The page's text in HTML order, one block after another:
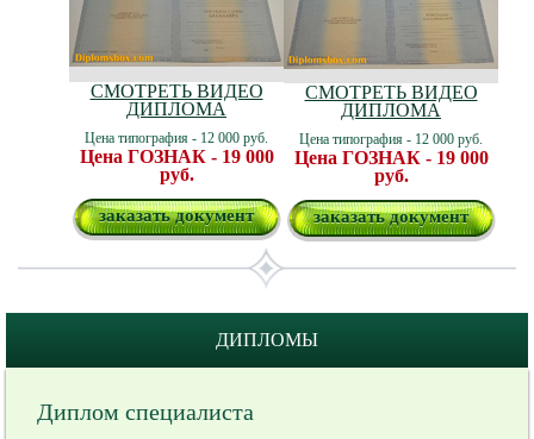
СМОТРЕТЬ ВИДЕО
ДИПЛОМА
Цена типография - 12 000 руб.
Цена ГОЗНАК - 19 000
руб.
заказать документ
СМОТРЕТЬ ВИДЕО
ДИПЛОМА
Цена типография - 12 000 руб.
Цена ГОЗНАК - 19 000
руб.
заказать документ
ДИПЛОМЫ
Диплом специалиста